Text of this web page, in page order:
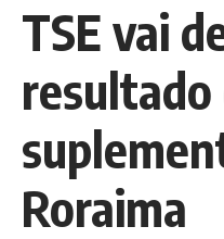
TSE vai
resultado
Roraima